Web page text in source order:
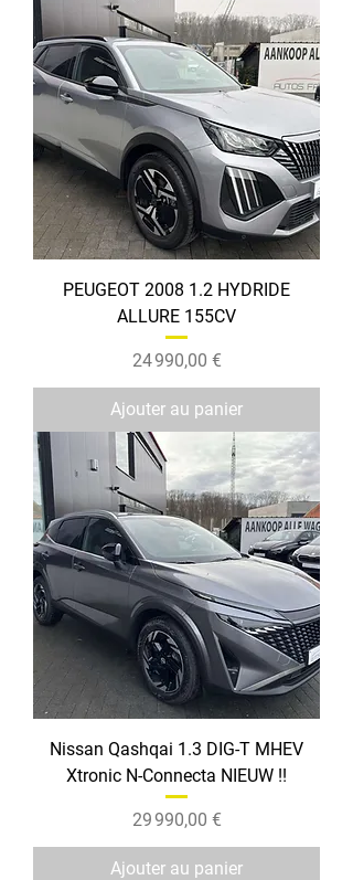
PEUGEOT 2008 1.2 HYDRIDE
ALLURE 155CV
Prix
24 990,00 €
Ajouter au panier
Nissan Qashqai 1.3 DIG-T MHEV
Xtronic N-Connecta NIEUW !!
Prix
29 990,00 €
Ajouter au panier